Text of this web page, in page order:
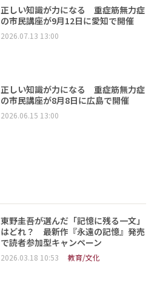
正しい知識が力になる 重症筋無力症
の市民講座が9月12日に愛知で開催
2026.07.13 13:00
正しい知識が力になる 重症筋無力症
の市民講座が8月8日に広島で開催
2026.06.15 13:00
東野圭吾が選んだ「記憶に残る一文」
はどれ？ 最新作『永遠の記憶』発売
で読者参加型キャンペーン
2026.03.18 10:53 教育/文化